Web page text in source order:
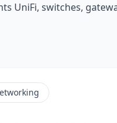
UniFi, switches,